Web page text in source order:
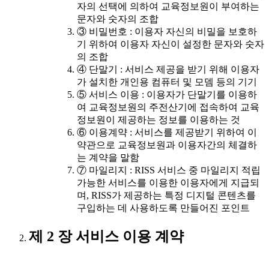
자의 선택에 의하여 교육정보원이 부여하는
문자와 숫자의 조합
③ 비밀번호 : 이용자 자신의 비밀을 보호하
기 위하여 이용자 자신이 설정한 문자와 숫자
의 조합
④ 단말기 : 서비스 제공을 받기 위해 이용자
가 설치한 개인용 컴퓨터 및 모뎀 등의 기기
⑤ 서비스 이용 : 이용자가 단말기를 이용하
여 교육정보원의 주전산기에 접속하여 교육
정보원이 제공하는 정보를 이용하는 것
⑥ 이용계약 : 서비스를 제공받기 위하여 이
약관으로 교육정보원과 이용자간의 체결하
는 계약을 말함
⑦ 마일리지 : RISS 서비스 중 마일리지 적립
가능한 서비스를 이용한 이용자에게 지급되
며, RISS가 제공하는 특정 디지털 콘텐츠를
구입하는 데 사용하도록 만들어진 포인트
제 2 장 서비스 이용 계약